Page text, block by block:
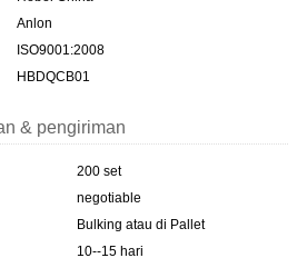
Anlon
ISO9001:2008
HBDQCB01
& pengiriman
200 set
negotiable
Bulking atau di Pallet
10--15 hari